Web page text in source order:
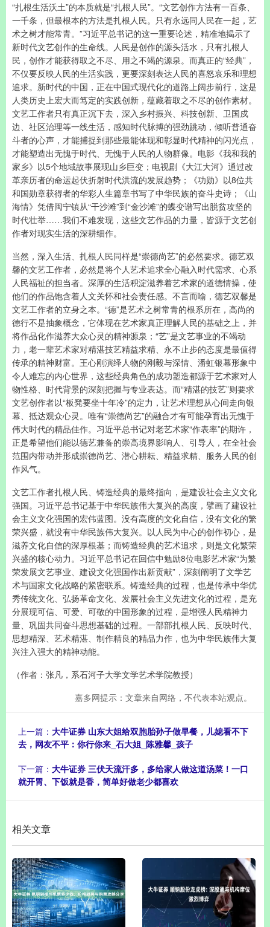
“扎根生活沃土”的本质就是“扎根人民”。“文艺创作方法有一百条、
一千条，但最根本的方法是扎根人民。只有永远同人民在一起，艺
术之树才能常青。”习近平总书记的这一重要论述，精准地揭示了
新时代文艺创作的生命线。人民是创作的源头活水，只有扎根人
民，创作才能获得取之不尽、用之不竭的源泉。而真正的“经典”，
不仅要反映人民的生活实践，更要深刻表达人民的喜怒哀乐和理想
追求。新时代的中国，正在中国式现代化的道路上阔步前行，这是
人类历史上宏大而笃定的实践创新，蕴藏着取之不尽的创作素材。
文艺工作者只有真正沉下去，深入乡村振兴、科技创新、卫国戍
边、社区治理等一线生活，感知时代脉搏的强劲跳动，倾听普通奋
斗者的心声，才能捕捉到那些最能体现和彰显时代精神的闪光点，
才能塑造出无愧于时代、无愧于人民的人物群像。电影《我和我的
家乡》以5个地域故事展现山乡巨变；电视剧《大江大河》通过改
革亲历者的命运起伏折射时代洪流的发展趋势；《功勋》以8位共
和国勋章获得者的华彩人生篇章书写了中华民族的奋斗史诗；《山
海情》凭借闽宁镇从“干沙滩”到“金沙滩”的蝶变谱写出脱贫攻坚的
时代壮举……我们不难发现，这些文艺作品的力量，皆源于文艺创
作者对现实生活的深耕细作。
当然，深入生活、扎根人民同样是“崇德尚艺”的必然要求。德艺双
馨的文艺工作者，必然是将个人艺术追求全心融入时代需求、心系
人民福祉的担当者。深厚的生活积淀滋养着艺术家的道德情操，使
他们的作品饱含着人文关怀和社会责任感。不言而喻，德艺双馨是
文艺工作者的立身之本。“德”是艺术之树常青的根系所在，高尚的
德行不是抽象概念，它体现在艺术家真正理解人民的基础之上，并
将作品化作滋养大众心灵的精神源泉；“艺”是文艺事业的不竭动
力，老一辈艺术家对精湛技艺精益求精、永不止步的态度是最值得
传承的精神财富。王心刚演绎人物的刚毅与深情、潘虹银幕形象中
令人难忘的内心世界，这些经典角色的成功塑造都源于艺术家对人
物性格、时代背景的深刻把握与专业表达。而“精湛的技艺”则要求
文艺创作者以“板凳要坐十年冷”的定力，让艺术理想从心间走向银
幕、抵达观众心灵。唯有“崇德尚艺”的融合才有可能孕育出无愧于
伟大时代的精品佳作。习近平总书记对老艺术家“作表率”的期许，
正是希望他们能以德艺兼备的崇高境界影响人、引导人，在全社会
范围内带动并形成崇德尚艺、潜心耕耘、精益求精、服务人民的创
作风气。
文艺工作者扎根人民、铸造经典的最终指向，是建设社会主义文化
强国。习近平总书记基于中华民族伟大复兴的高度，擘画了建设社
会主义文化强国的宏伟蓝图。没有高度的文化自信，没有文化的繁
荣兴盛，就没有中华民族伟大复兴。以人民为中心的创作初心，是
滋养文化自信的深厚根基；而铸造经典的艺术追求，则是文化繁荣
兴盛的核心动力。习近平总书记在回信中勉励8位电影艺术家“为繁
荣发展文艺事业、建设文化强国作出新贡献”，深刻阐明了文学艺
术与国家文化战略的紧密联系。铸造经典的过程，也是传承中华优
秀传统文化、弘扬革命文化、发展社会主义先进文化的过程，是充
分展现可信、可爱、可敬的中国形象的过程，是增强人民精神力
量、巩固共同奋斗思想基础的过程。一部部扎根人民、反映时代、
思想精深、艺术精湛、制作精良的精品力作，也为中华民族伟大复
兴注入强大的精神动能。
（作者：张凡，系石河子大学文学艺术学院教授）
嘉多网提示：文章来自网络，不代表本站观点。
上一篇： 大牛证券 山东大姐给双胞胎孙子做早餐，儿媳看不下
去，网友不平：你行你来_石大姐_陈雅馨_孩子
下一篇： 大牛证券 三伏天流汗多，多给家人做这道汤菜！一口
就开胃、下饭就是香，简单好做老少都喜欢
相关文章